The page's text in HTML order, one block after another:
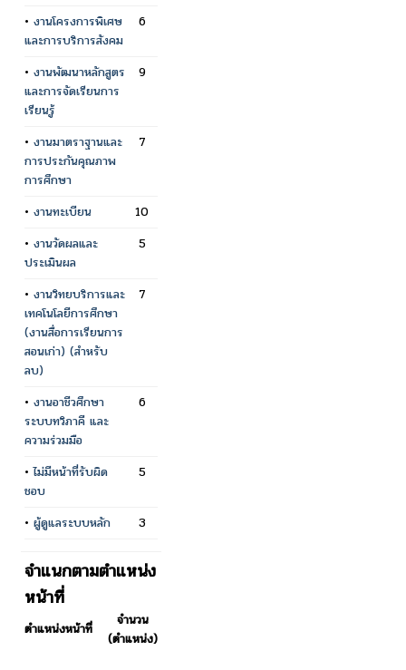
• งานโครงการพิเศษ
และการบริการสังคม
6
• งานพัฒนาหลักสูตร
และการจัดเรียนการ
เรียนรู้
9
• งานมาตราฐานและ
การประกันคุณภาพ
การศึกษา
7
• งานทะเบียน
10
• งานวัดผลและ
ประเมินผล
5
• งานวิทยบริการและ
เทคโนโลยีการศึกษา
(งานสื่อการเรียนการ
สอนเก่า) (สำหรับ
ลบ)
7
• งานอาชีวศึกษา
ระบบทวิภาคี และ
ความร่วมมือ
6
•ไม่มีหน้าที่รับผิด
ชอบ
5
• ผู้ดูแลระบบหลัก 3
จำแนกตามตำแหน่ง
หน้าที่
ตำแหน่งหน้าที่
จำนวน
(ตำแหน่ง)